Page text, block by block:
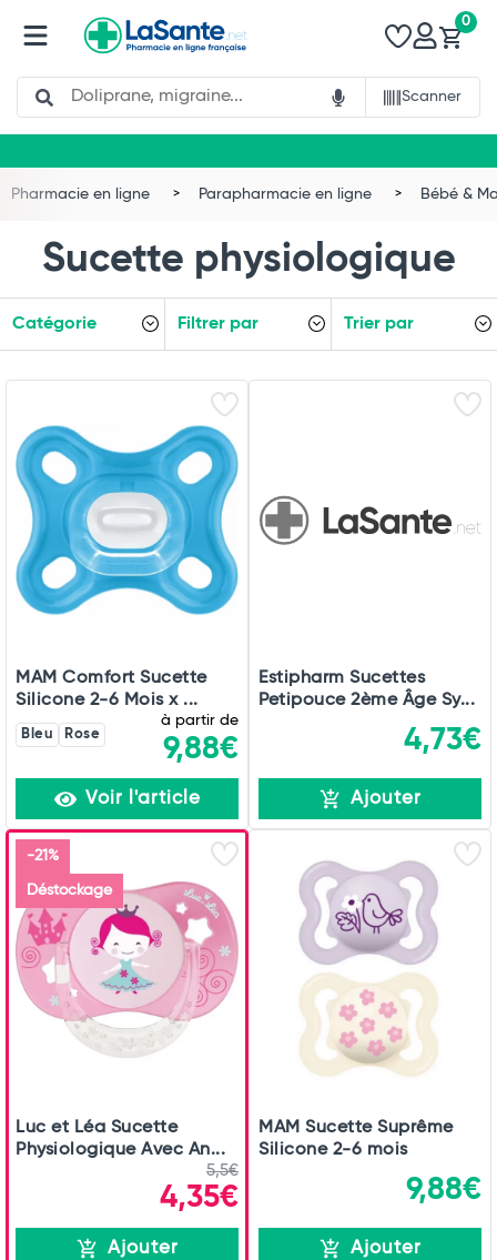
Search
Scanner
0
Commander
Pharmacie en ligne Parapharmacie en ligne Bébé &
Sucette physiologique
Catégorie Filtrer par Trier par
MAM Comfort Sucette
Silicone 2-6 Mois x ...
Bleu Rose
à partir de
9,88€
Voir l'article
Estipharm Sucettes
Petipouce 2ème Âge Sy...
4,73€
Ajouter
-21%
Déstockage
Luc et Léa Sucette
Physiologique Avec An...
5,5€
4,35€
Ajouter
MAM Sucette Suprême
Silicone 2-6 mois
9,88€
Ajouter